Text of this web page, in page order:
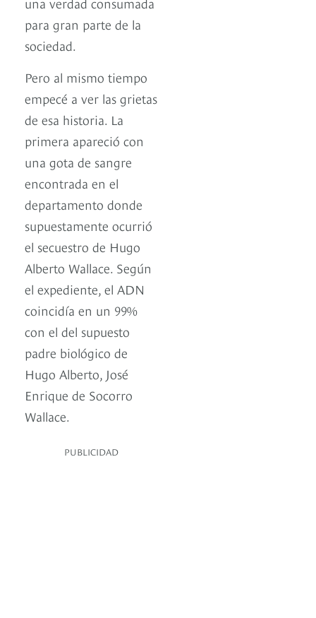
para gran parte de la
sociedad.
Pero al mismo tiempo
empecé a ver las grietas
de esa historia. La
primera apareció con
una gota de sangre
encontrada en el
departamento donde
supuestamente ocurrió
el secuestro de Hugo
Alberto Wallace. Según
el expediente, el ADN
coincidía en un 99%
con el del supuesto
padre biológico de
Hugo Alberto, José
Enrique de Socorro
Wallace.
PUBLICIDAD